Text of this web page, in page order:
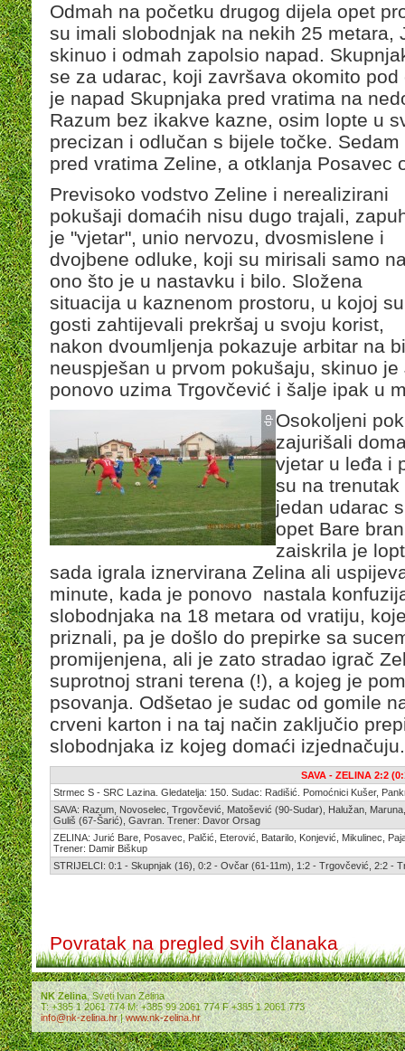
Odmah na početku drugog dijela opet
su imali slobodnjak na nekih 25 metara,
skinuo i odmah zapolsio napad.
se za udarac, koji završava okomito
je napad Skupnjaka pred vratima na
Razum bez ikakve kazne, osim lopte u
precizan i odlučan s bijele točke.
pred vratima Zeline, a otklanja Posavec
Previsoko vodstvo Zeline i nerealizirani
pokušaji domaćih nisu dugo trajali,
je "vjetar", unio nervozu, dvosmislene i
dvojbene odluke, koji su mirisali samo
ono što je u nastavku i bilo. Složena
situacija u kaznenom prostoru, u kojoj su
gosti zahtijevali prekršaj u svoju korist,
nakon dvoumljenja pokazuje arbitar na
neuspješan u prvom pokušaju, skinuo
ponovo uzima Trgovčević i šalje ipak u
Osokoljeni
zajurišali
vjetar u leđa i
su na
jedan udarac
opet Bare
zaiskrila je
sada igrala iznervirana Zelina ali
minute, kada je ponovo nastala
slobodnjaka na 18 metara od vratiju,
priznali, pa je došlo do prepirke sa
promijenjena, ali je zato stradao igrač
suprotnoj strani terena (!), a kojeg je
psovanja. Odšetao je sudac od gomile
crveni karton i na taj način zaključio
slobodnjaka iz kojeg domaći
SAVA - ZELINA 2:2
Strmec S - SRC Lazina. Gledatelja: 150. Sudac: Radišić. Pomoćnici Kušer,
SAVA: Razum, Novoselec, Trgovčević, Matošević (90-Sudar), Halužan,
Guliš (67-Šarić), Gavran. Trener: Davor Orsag
ZELINA: Jurić Bare, Posavec, Palčić, Eterović, Batarilo, Konjević, Mikulinec,
Trener: Damir Biškup
STRIJELCI: 0:1 - Skupnjak (16), 0:2 - Ovčar (61-11m), 1:2 - Trgovčević, 2:2 -
Povratak na pregled svih članaka
NK Zelina, Sveti Ivan Zelina
T: +385 1 2061 774 M: +385 99 2061 774 F +385 1 2061 773
info@nk-zelina.hr|www.nk-zelina.hr